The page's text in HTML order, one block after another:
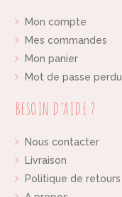
Mon compte
Mes commandes
Mon panier
Mot de passe perdu
BESOIN D’AIDE ?
Nous contacter
Livraison
Politique de retours